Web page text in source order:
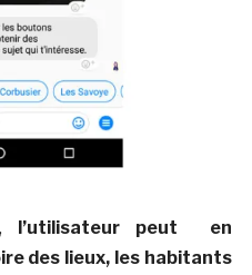
l’utilisateur peut en
des lieux, les habitants